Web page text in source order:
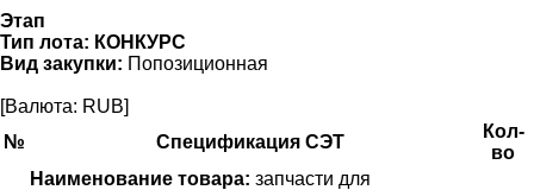
Этап
Тип лота: КОНКУРС
Вид закупки: Попозиционная
[Валюта: RUB]
№
Спецификация СЭТ
Кол-
во
Наименование товара: запчасти для